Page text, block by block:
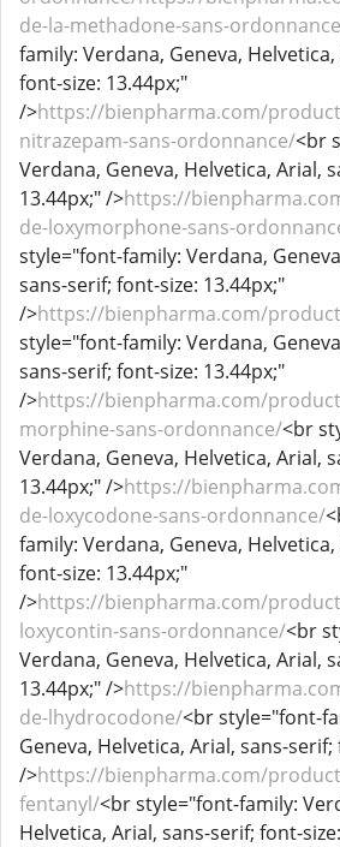
de-la-methadone-sans-
family: Verdana, Geneva,
font-size: 13.44px;"
/>https://bienpharma.com/
nitrazepam-sans-ordonnance/<br
Verdana, Geneva, Helvetica, Arial,
13.44px;" />https://
de-loxymorphone-sans-
style="font-family: Verdana,
sans-serif; font-size: 13.44px;"
/>https://bienpharma.com/
style="font-family: Verdana,
sans-serif; font-size: 13.44px;"
/>https://bienpharma.com/
morphine-sans-ordonnance/<br
Verdana, Geneva, Helvetica, Arial,
13.44px;" />https://
de-loxycodone-sans-ordonnance/
family: Verdana, Geneva,
font-size: 13.44px;"
/>https://bienpharma.com/
loxycontin-sans-ordonnance/<br
Verdana, Geneva, Helvetica, Arial,
13.44px;" />https://
de-lhydrocodone/<br style="font-
Geneva, Helvetica, Arial, sans-
/>https://bienpharma.com/
fentanyl/<br style="font-family:
Helvetica, Arial, sans-serif; font-